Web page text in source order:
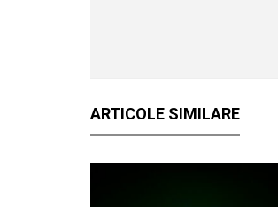
ARTICOLE SIMILARE